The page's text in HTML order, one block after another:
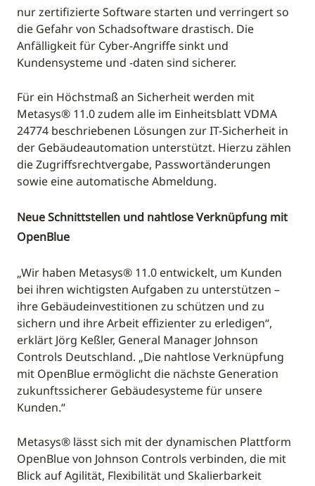
nur zertifizierte Software starten und verringert so
die Gefahr von Schadsoftware drastisch. Die
Anfälligkeit für Cyber-Angriffe sinkt und
Kundensysteme und -daten sind sicherer.
Für ein Höchstmaß an Sicherheit werden mit
Metasys® 11.0 zudem alle im Einheitsblatt VDMA
24774 beschriebenen Lösungen zur IT-Sicherheit in
der Gebäudeautomation unterstützt. Hierzu zählen
die Zugriffsrechtvergabe, Passwortänderungen
sowie eine automatische Abmeldung.
Neue Schnittstellen und nahtlose Verknüpfung mit
OpenBlue
„Wir haben Metasys® 11.0 entwickelt, um Kunden
bei ihren wichtigsten Aufgaben zu unterstützen –
ihre Gebäudeinvestitionen zu schützen und zu
sichern und ihre Arbeit effizienter zu erledigen“,
erklärt Jörg Keßler, General Manager Johnson
Controls Deutschland. „Die nahtlose Verknüpfung
mit OpenBlue ermöglicht die nächste Generation
zukunftssicherer Gebäudesysteme für unsere
Kunden.“
Metasys® lässt sich mit der dynamischen Plattform
OpenBlue von Johnson Controls verbinden, die mit
Blick auf Agilität, Flexibilität und Skalierbarkeit